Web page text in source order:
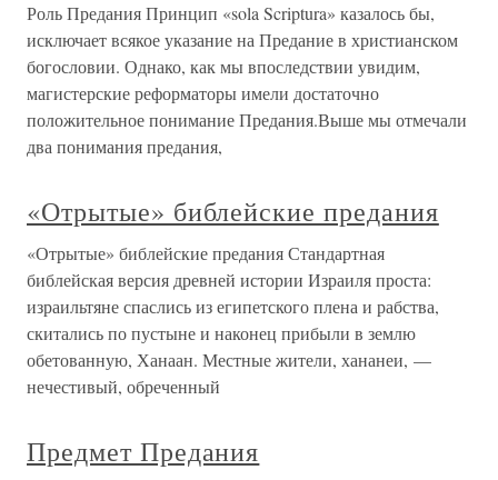
Роль Предания Принцип «sola Scriptura» казалось бы,
исключает всякое указание на Предание в христианском
богословии. Однако, как мы впоследствии увидим,
магистерские реформаторы имели достаточно
положительное понимание Предания.Выше мы отмечали
два понимания предания,
«Отрытые» библейские предания
«Отрытые» библейские предания Стандартная
библейская версия древней истории Израиля проста:
израильтяне спаслись из египетского плена и рабства,
скитались по пустыне и наконец прибыли в землю
обетованную, Ханаан. Местные жители, хананеи, —
нечестивый, обреченный
Предмет Предания